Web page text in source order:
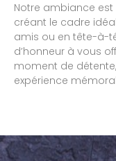
Notre ambiance
créant le cadre
amis ou en tête-à-
d’honneur à vous
moment de
expérience